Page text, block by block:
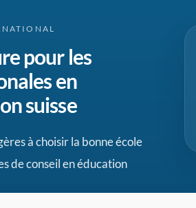
pour les
en
suisse
à choisir la bonne école
de conseil en éducation